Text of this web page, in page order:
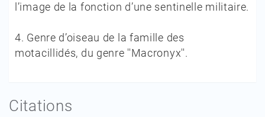
l’image de la fonction d’une sentinelle militaire.
4. Genre d’oiseau de la famille des
motacillidés, du genre ''Macronyx''.
Citations